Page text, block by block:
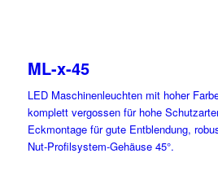
ML-x-45
LED Maschinenleuchten mit hoher
komplett vergossen für hohe
Eckmontage für gute Entblendung,
Nut-Profilsystem-Gehäuse 45°.